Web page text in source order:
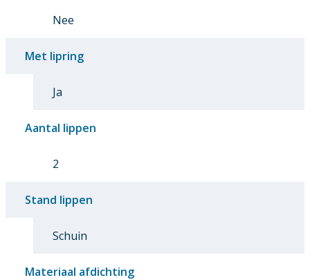
Nee
Met lipring
Ja
Aantal lippen
2
Stand lippen
Schuin
Materiaal afdichting